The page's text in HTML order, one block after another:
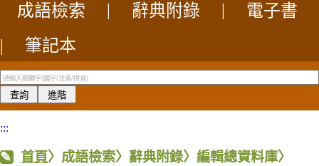
成語檢索 辭典附錄
電子書
|
筆記本
:::
首頁〉成語檢索〉辭典附錄〉編輯總資料庫〉